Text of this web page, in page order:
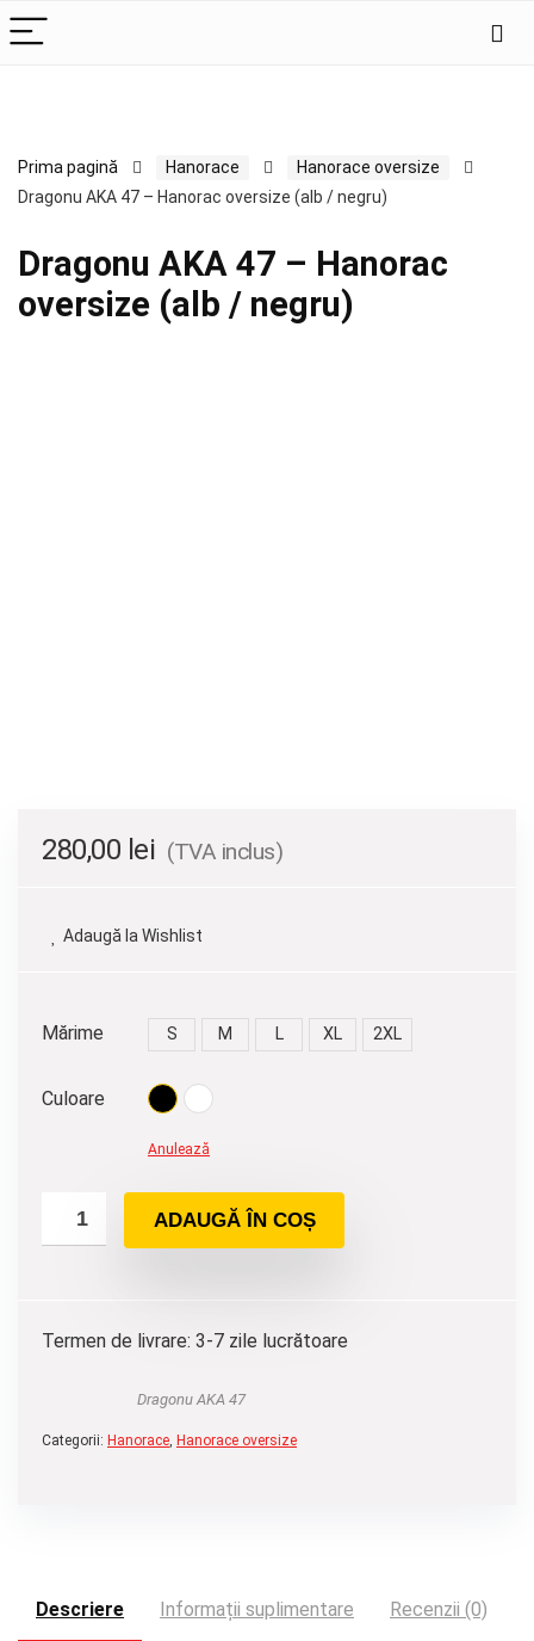
Prima pagină Hanorace
Hanorace oversize
Dragonu AKA 47 – Hanorac oversize (alb / negru)
Dragonu AKA 47 – Hanorac
oversize (alb / negru)
280,00 lei (TVA inclus)
Adaugă la Wishlist
Mărime S M L XL 2XL
Culoare
Anulează
ADAUGĂ ÎN COȘ
Termen de livrare: 3-7 zile lucrătoare
Dragonu AKA 47
Categorii: Hanorace, Hanorace oversize
Descriere Informații suplimentare Recenzii (0)